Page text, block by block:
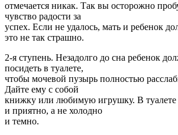
отмечается никак. Так вы осторожно
чувство радости за
успех. Если не удалось, мать и ребенок
это не так страшно.
2-я ступень. Hезадолго до сна ребенок
посидеть в туалете,
чтобы мочевой пузырь полностью
Дайте ему с собой
книжку или любимую игрушку. В туалете
и приятно, а не холодно
и темно.